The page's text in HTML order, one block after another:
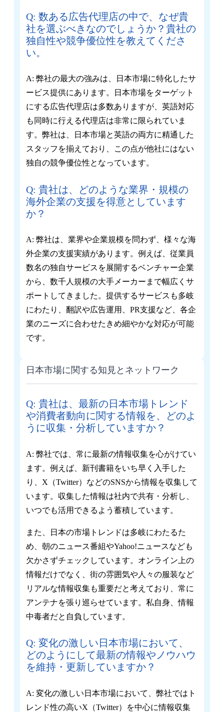
Q: 数ある広告代理店の中で、なぜ貴
社を選ぶべきなのでしょうか？貴社の
独自性や競争優位性を教えてくださ
い。
A: 弊社の最大の強みは、日本市場に特化したサ
ービス提供にあります。日本市場をターゲット
にする広告代理店は多数ありますが、英語対応
も同時に行える代理店は非常に限られていま
す。弊社は、日本市場と英語の両方に精通した
スタッフを揃えており、この点が他社にはない
独自の競争優位性となっています。
Q: 貴社は、どのような業界・規模の
海外企業の支援を得意としています
か？
A: 弊社は、業界や企業規模を問わず、様々な海
外企業の支援実績があります。例えば、従業員
数名の独自サービスを展開するベンチャー企業
から、数千人規模の大手メーカーまで幅広くサ
ポートしてきました。提供するサービスも多岐
にわたり、翻訳や広告運用、PR支援など、各企
業のニーズに合わせたきめ細やかな対応が可能
です。
日本市場に関する知見とネットワーク
Q: 貴社は、最新の日本市場トレンド
や消費者動向に関する情報を、どのよ
うに収集・分析していますか？
A: 弊社では、常に最新の情報収集を心がけてい
ます。例えば、新刊書籍をいち早く入手した
り、X（Twitter）などのSNSから情報を収集して
います。収集した情報は社内で共有・分析し、
いつでも活用できるよう蓄積しています。
また、日本の市場トレンドは多岐にわたるた
め、朝のニュース番組やYahoo!ニュースなども
欠かさずチェックしています。オンライン上の
情報だけでなく、街の雰囲気や人々の服装など
リアルな情報収集も重要だと考えており、常に
アンテナを張り巡らせています。私自身、情報
中毒者だと自負しています。
Q: 変化の激しい日本市場において、
どのようにして最新の情報やノウハウ
を維持・更新していますか？
A: 変化の激しい日本市場において、弊社ではト
レンド性の高いX（Twitter）を中心に情報収集